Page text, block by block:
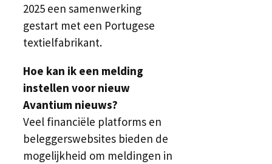
2025 een samenwerking
gestart met een Portugese
textielfabrikant.
Hoe kan ik een melding
instellen voor nieuw
Avantium nieuws?
Veel financiële platforms en
beleggerswebsites bieden de
mogelijkheid om meldingen in